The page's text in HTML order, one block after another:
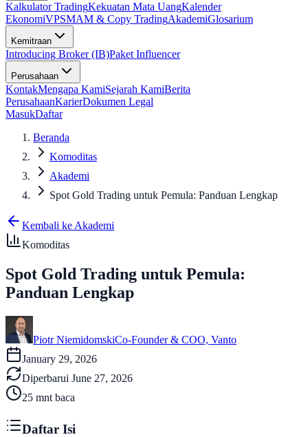
Kalkulator TradingKekuatan Mata UangKalender
EkonomiVPSMAM & Copy TradingAkademiGlosarium
Kemitraan
Introducing Broker (IB)Paket Influencer
Perusahaan
KontakMengapa KamiSejarah KamiBerita
PerusahaanKarierDokumen Legal
MasukDaftar
Beranda
Komoditas
Akademi
Spot Gold Trading untuk Pemula: Panduan Lengkap
Kembali ke Akademi
Komoditas
Spot Gold Trading untuk Pemula:
Panduan Lengkap
Piotr NiemidomskiCo-Founder & COO, Vanto
January 29, 2026
Diperbarui June 27, 2026
25 mnt baca
Daftar Isi